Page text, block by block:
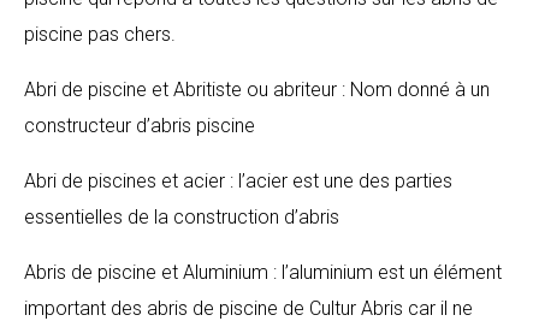
piscine pas chers.
Abri de piscine et Abritiste ou abriteur : Nom donné à un
constructeur d’abris piscine
Abri de piscines et acier : l’acier est une des parties
essentielles de la construction d’abris
Abris de piscine et Aluminium : l’aluminium est un élément
important des abris de piscine de Cultur Abris car il ne